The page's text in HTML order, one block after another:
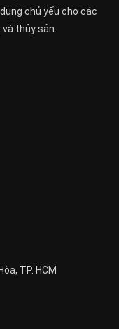
chủ yếu cho các
thủy sản.
TP. HCM